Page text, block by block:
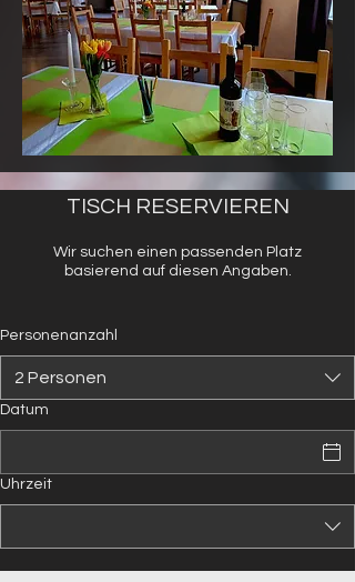
TISCH RESERVIEREN
Wir suchen einen passenden Platz
basierend auf diesen Angaben.
Personenanzahl
2 Personen
Datum
Uhrzeit